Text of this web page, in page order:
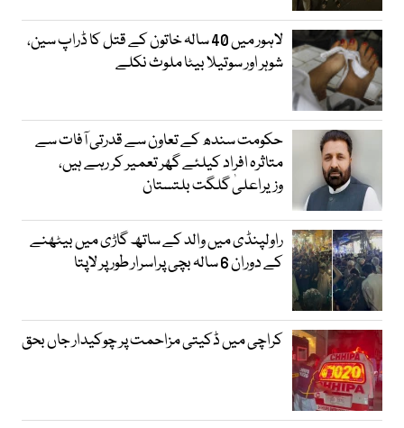
لاہور میں 40 سالہ خاتون کے قتل کا ڈراپ سین،
شوہر اور سوتیلا بیٹا ملوث نکلے
حکومت سندھ کے تعاون سے قدرتی آفات سے
متاثرہ افراد کیلئے گھر تعمیر کر رہے ہیں،
وزیراعلیٰ گلگت بلتستان
راولپنڈی میں والد کے ساتھ گاڑی میں بیٹھنے
کے دوران 6 سالہ بچی پراسرار طور پر لاپتا
کراچی میں ڈکیتی مزاحمت پر چوکیدار جاں بحق